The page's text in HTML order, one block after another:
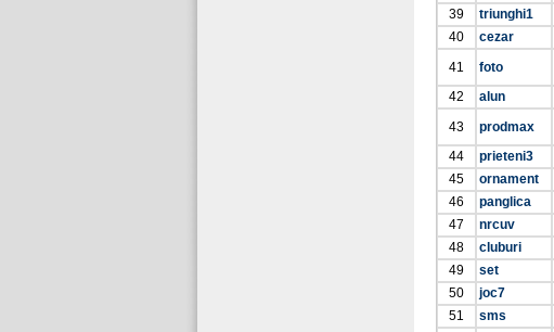
39
triunghi1
40
cezar
41
foto
42
alun
43
prodmax
44
prieteni3
45
ornament
46
panglica
47
nrcuv
48
cluburi
49
set
50
joc7
51
sms